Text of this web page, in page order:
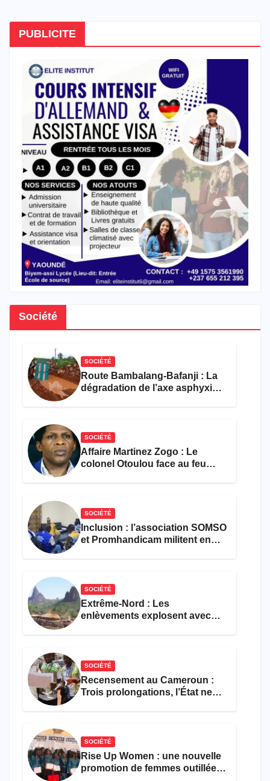
PUBLICITE
Société
SOCIÉTÉ
Route Bambalang-Bafanji : La
dégradation de l’axe asphyxie
SOCIÉTÉ
Affaire Martinez Zogo : Le
colonel Otoulou face au feu
SOCIÉTÉ
Inclusion : l’association SOMSO
et Promhandicam militent en
SOCIÉTÉ
Extrême-Nord : Les
enlèvements explosent avec
SOCIÉTÉ
Recensement au Cameroun :
Trois prolongations, l’État ne
SOCIÉTÉ
Rise Up Women : une nouvelle
promotion de femmes outillées